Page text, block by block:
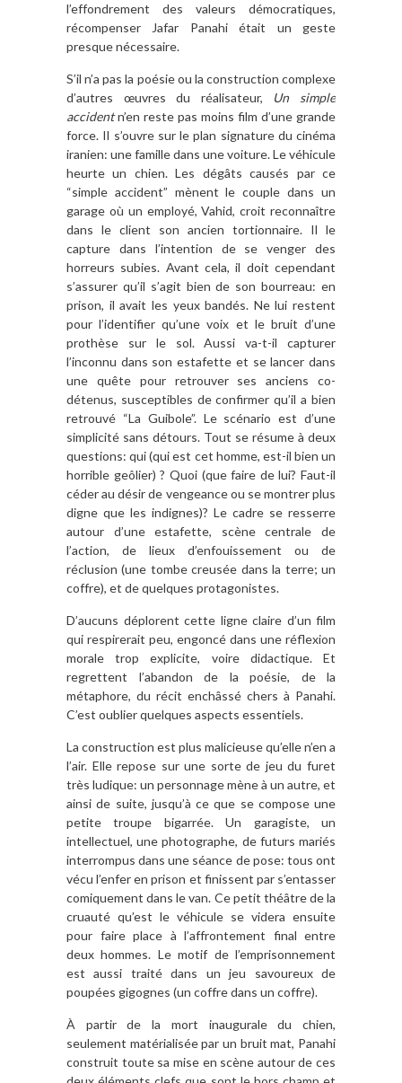
l’effondrement des valeurs démocratiques,
récompenser Jafar Panahi était un geste
presque nécessaire.
S’il n’a pas la poésie ou la construction complexe
d’autres œuvres du réalisateur, Un simple
accidentn’en reste pas moins film d’une grande
force. Il s’ouvre sur le plan signature du cinéma
iranien: une famille dans une voiture. Le véhicule
heurte un chien. Les dégâts causés par ce
“simple accident” mènent le couple dans un
garage où un employé, Vahid, croit reconnaître
dans le client son ancien tortionnaire. Il le
capture dans l’intention de se venger des
horreurs subies. Avant cela, il doit cependant
s’assurer qu’il s’agit bien de son bourreau: en
prison, il avait les yeux bandés. Ne lui restent
pour l’identifier qu’une voix et le bruit d’une
prothèse sur le sol. Aussi va-t-il capturer
l’inconnu dans son estafette et se lancer dans
une quête pour retrouver ses anciens co-
détenus, susceptibles de confirmer qu’il a bien
retrouvé “La Guibole”. Le scénario est d’une
simplicité sans détours. Tout se résume à deux
questions: qui (qui est cet homme, est-il bien un
horrible geôlier) ? Quoi (que faire de lui? Faut-il
céder au désir de vengeance ou se montrer plus
digne que les indignes)? Le cadre se resserre
autour d’une estafette, scène centrale de
l’action, de lieux d’enfouissement ou de
réclusion (une tombe creusée dans la terre; un
coffre), et de quelques protagonistes.
D’aucuns déplorent cette ligne claire d’un film
qui respirerait peu, engoncé dans une réflexion
morale trop explicite, voire didactique. Et
regrettent l’abandon de la poésie, de la
métaphore, du récit enchâssé chers à Panahi.
C’est oublier quelques aspects essentiels.
La construction est plus malicieuse qu’elle n’en a
l’air. Elle repose sur une sorte de jeu du furet
très ludique: un personnage mène à un autre, et
ainsi de suite, jusqu’à ce que se compose une
petite troupe bigarrée. Un garagiste, un
intellectuel, une photographe, de futurs mariés
interrompus dans une séance de pose: tous ont
vécu l’enfer en prison et finissent par s’entasser
comiquement dans le van. Ce petit théâtre de la
cruauté qu’est le véhicule se videra ensuite
pour faire place à l’affrontement final entre
deux hommes. Le motif de l’emprisonnement
est aussi traité dans un jeu savoureux de
poupées gigognes (un coffre dans un coffre).
À partir de la mort inaugurale du chien,
seulement matérialisée par un bruit mat, Panahi
construit toute sa mise en scène autour de ces